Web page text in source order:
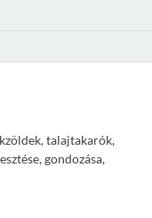
talajtakarók,
gondozása,